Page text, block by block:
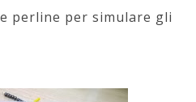
perline per simulare gli